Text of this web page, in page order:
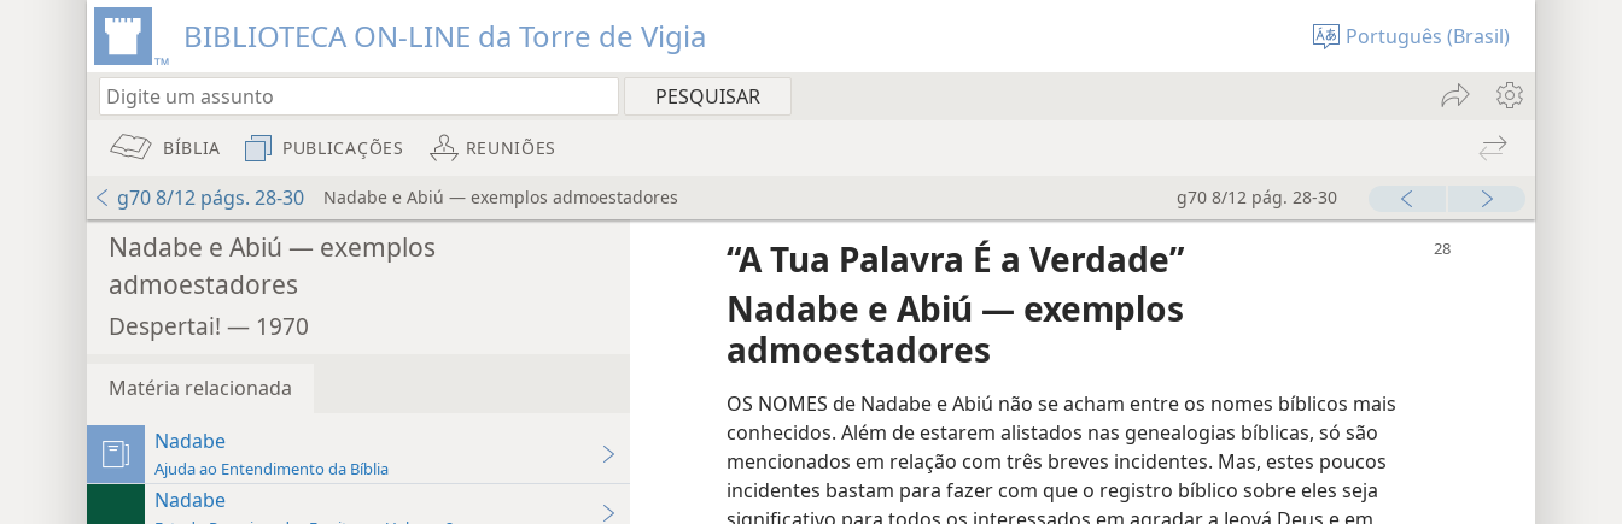
BIBLIOTECA ON-LINE da Torre de Vigia Português (Brasil)
BÍBLIA PUBLICAÇÕES REUNIÕES
g70 8/12 págs. 28-30 Nadabe e Abiú — exemplos admoestadores g70 8/12 pág. 28-30
Nadabe e Abiú — exemplos
admoestadores
Despertai! — 1970
Matéria relacionada
Nadabe
Ajuda ao Entendimento da Bíblia
Nadabe
“A Tua Palavra É a Verdade”
Nadabe e Abiú — exemplos
admoestadores
OS NOMES de Nadabe e Abiú não se acham entre os nomes bíblicos mais
conhecidos. Além de estarem alistados nas genealogias bíblicas, só são
mencionados em relação com três breves incidentes. Mas, estes poucos
incidentes bastam para fazer com que o registro bíblico sobre eles seja